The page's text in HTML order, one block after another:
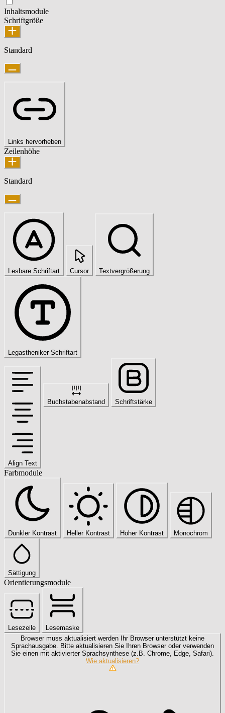
Inhaltsmodule
Schriftgröße
Standard
Links hervorheben
Zeilenhöhe
Standard
Lesbare Schriftart Cursor Textvergrößerung
Legastheniker-Schriftart
Align Text
Buchstabenabstand Schriftstärke
Farbmodule
Dunkler Kontrast Heller Kontrast Hoher Kontrast Monochrom
Sättigung
Orientierungsmodule
Lesezeile
Lesemaske
Browser muss aktualisiert werden Ihr Browser unterstützt keine
Sprachausgabe. Bitte aktualisieren Sie Ihren Browser oder verwenden
Sie einen mit aktivierter Sprachsynthese (z.B. Chrome, Edge, Safari).
Wie aktualisieren?